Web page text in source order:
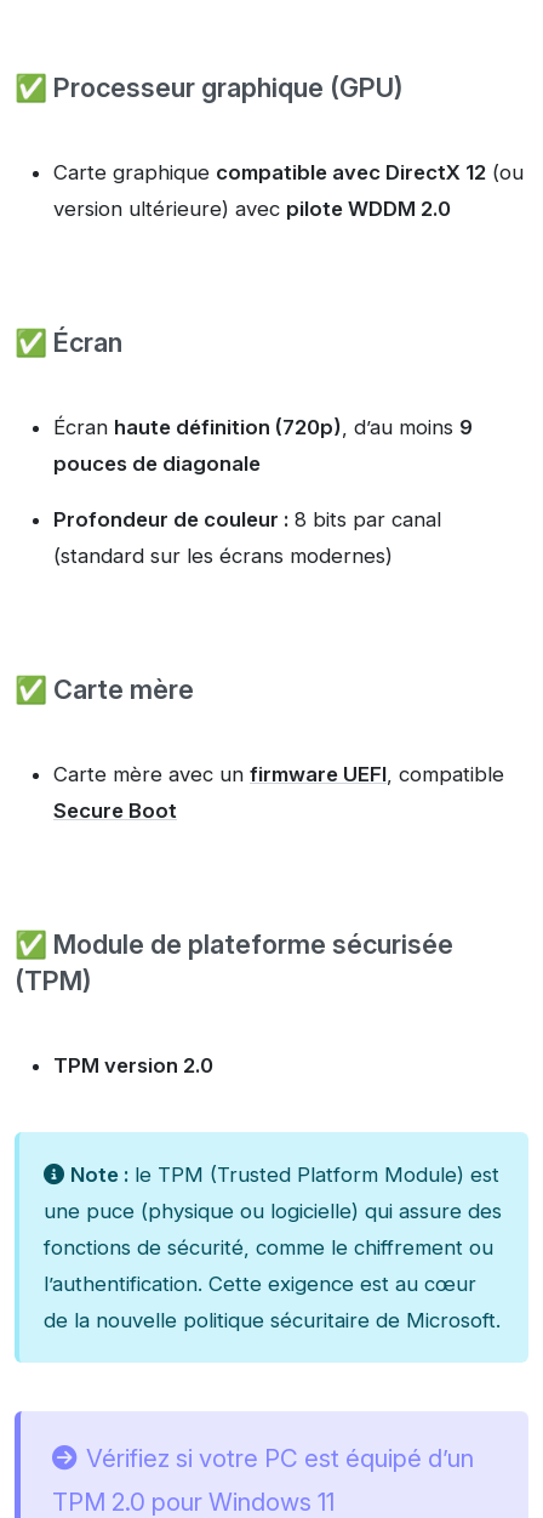
✅ Processeur graphique (GPU)
Carte graphique compatible avec DirectX 12 (ou
version ultérieure) avec pilote WDDM 2.0
✅ Écran
Écran haute définition (720p) , d’au moins 9
pouces de diagonale
Profondeur de couleur : 8 bits par canal
(standard sur les écrans modernes)
✅ Carte mère
Carte mère avec un firmware UEFI , compatible
Secure Boot
✅ Module de plateforme sécurisée
(TPM)
TPM version 2.0
Note : le TPM (Trusted Platform Module) est
une puce (physique ou logicielle) qui assure des
fonctions de sécurité, comme le chiffrement ou
l’authentification. Cette exigence est au cœur
de la nouvelle politique sécuritaire de Microsoft.
Vérifiez si votre PC est équipé d’un
TPM 2.0 pour Windows 11